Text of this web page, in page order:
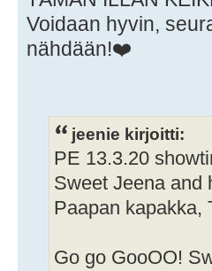
Voidaan hyvin,
nähdään!❤️
jeenie kirjoitti:
PE 13.3.20
Sweet Jeena and
Paapan kapakka,
Go go GooOO!